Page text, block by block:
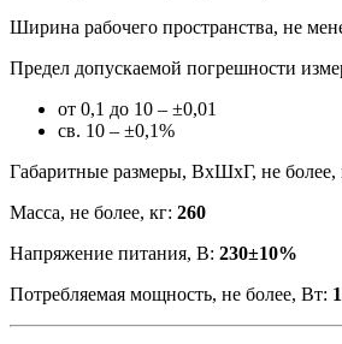
Ширина рабочего пространства, не
Предел допускаемой погрешности
от 0,1 до 10 – ±0,01
св. 10 – ±0,1%
Габаритные размеры, ВхШхГ, не более,
Масса, не более, кг: 260
Напряжение питания, В: 230±10%
Потребляемая мощность, не более, Вт: